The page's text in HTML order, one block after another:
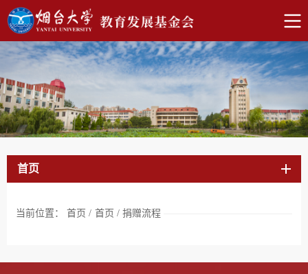
首页
当前位置： 首页 / 首页 / 捐赠流程